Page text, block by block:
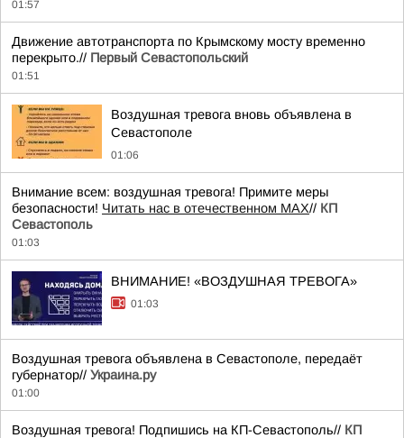
01:57
Движение автотранспорта по Крымскому мосту временно
перекрыто.// Первый Севастопольский
01:51
Воздушная тревога вновь объявлена в
Севастополе
01:06
Внимание всем: воздушная тревога! Примите меры
безопасности! Читать нас в отечественном MAX// КП
Севастополь
01:03
ВНИМАНИЕ! «ВОЗДУШНАЯ ТРЕВОГА»
01:03
Воздушная тревога объявлена в Севастополе, передаёт
губернатор// Украина.ру
01:00
Воздушная тревога! Подпишись на КП-Севастополь// КП